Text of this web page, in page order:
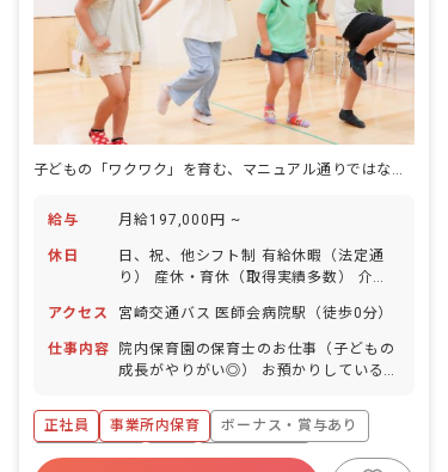
給与 月給197,000円 ~
休日
日、祝、他シフト制 有給休暇（法定通
り） 産休・育休（取得実績多数） 介護
アクセス
宮崎交通バス 医師会病院駅（徒歩0分）
仕事内容
院内保育園の保育士のお仕事（子どもの
成長がやりがい◎） お預かりしている子
食事・睡眠・排泄・清潔・衣類の着脱等
・集団生活を通じた社会性の装着 ・行事
の計画・実行、お知らせの作成
正社員 事業所内保育
ボーナス・賞与あり
社会保険完備
有給
福利厚生充実